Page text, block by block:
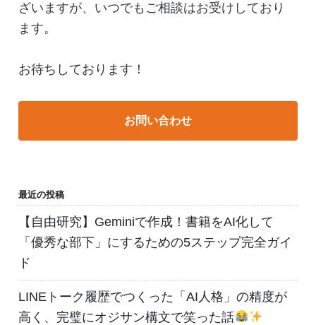
ざいますが、いつでもご相談はお受けしており
ます。
お待ちしております！
お問い合わせ
最近の投稿
【自由研究】Geminiで作成！書籍をAI化して
「優秀な部下」にするための5ステップ完全ガイ
ド
LINEトーク履歴でつくった「AI人格」の精度が
高く、完璧にオジサン構文で笑った話